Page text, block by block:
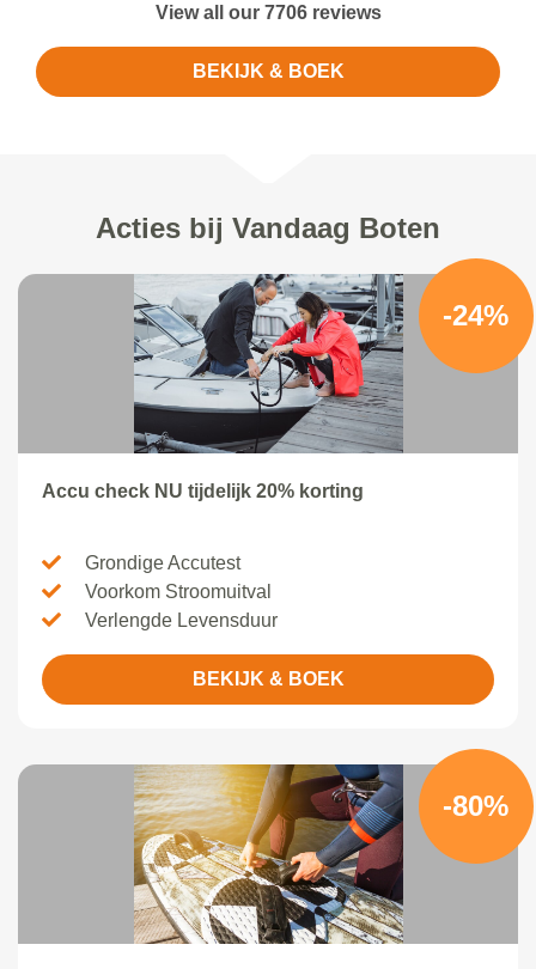
View all our 7706 reviews
BEKIJK & BOEK
Acties bij Vandaag Boten
-24%
Accu check NU tijdelijk 20% korting
Grondige Accutest
Voorkom Stroomuitval
Verlengde Levensduur
BEKIJK & BOEK
-80%